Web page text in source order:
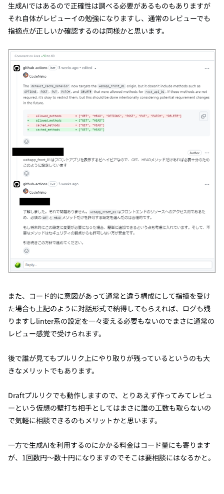
生成AIではあるので正確性は調べる必要があるものもありますが
それ自体がレビューイの勉強になりますし、通常のレビューでも
指摘点が正しいか確認するのは同様かと思います。
また、コード的に意図があって通常と違う構成にして指摘を受け
た場合も上記のように対話形式で納得してもらえれば、ログも残
りますしlinter系の設定を一々変える必要もないのでまさに通常の
レビュー感覚で受けられます。
後で誰が見てもプルリク上にやり取りが残っているというのも大
きなメリットでもあります。
Draftプルリクでも動作しますので、とりあえず作ってみてレビュ
ーという仮想の壁打ち相手としてはまさに誰の工数も取らないの
で気軽に相談できるのもメリットかと思います。
一方で生成AIを利用するのにかかる料金はコード量にも寄ります
が、1回数円～数十円になりますのでそこは要相談にはなるかと。